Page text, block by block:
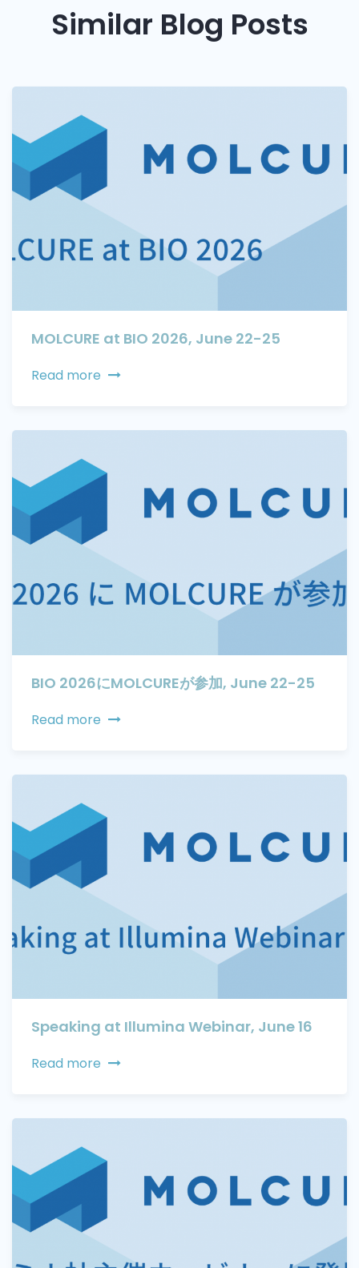
Similar Blog Posts
MOLCURE at BIO 2026, June 22-25
Read more
BIO 2026にMOLCUREが参加, June 22-25
Read more
Speaking at Illumina Webinar, June 16
Read more